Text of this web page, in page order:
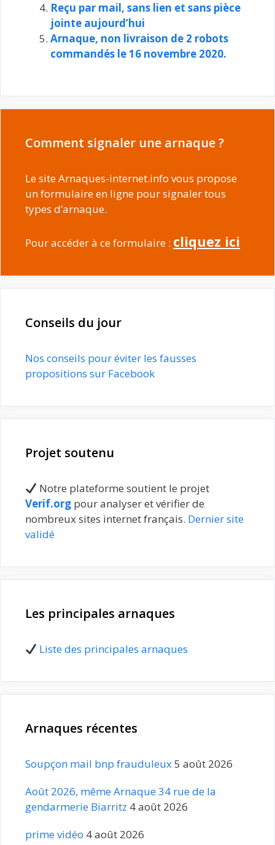
Reçu par mail, sans lien et sans pièce
jointe aujourd’hui
Arnaque, non livraison de 2 robots
commandés le 16 novembre 2020.
Comment signaler une arnaque ?
Le site Arnaques-internet.info vous propose
un formulaire en ligne pour signaler tous
types d’arnaque.
Pour accéder à ce formulaire : cliquez ici
Conseils du jour
Nos conseils pour éviter les fausses
propositions sur Facebook
Projet soutenu
Notre plateforme soutient le projet
Verif.org pour analyser et vérifier de
nombreux sites internet français. Dernier site
validé
Les principales arnaques
Liste des principales arnaques
Arnaques récentes
Soupçon mail bnp frauduleux5 août 2026
Août 2026, même Arnaque 34 rue de la
gendarmerie Biarritz 4 août 2026
prime vidéo 4 août 2026